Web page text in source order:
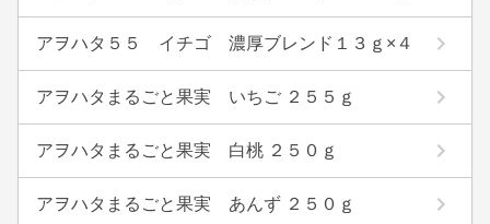
アヲハタ５５ イチゴ 濃厚ブレンド１３ｇ×４
アヲハタまるごと果実 いちご ２５５ｇ
アヲハタまるごと果実 白桃 ２５０ｇ
アヲハタまるごと果実 あんず ２５０ｇ